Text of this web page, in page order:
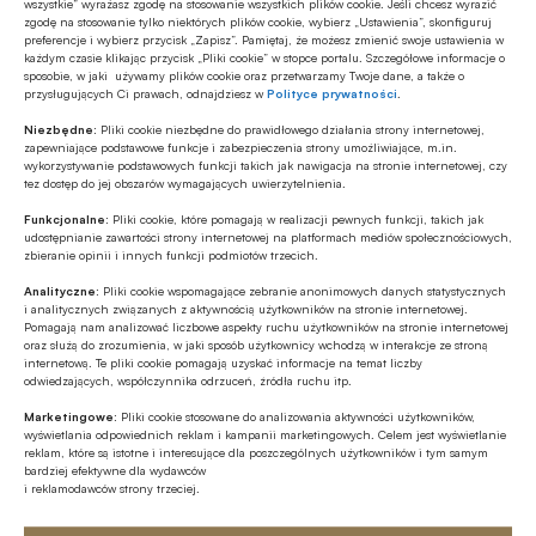
wszystkie” wyrażasz zgodę na stosowanie wszystkich plików cookie. Jeśli chcesz wyrazić
zgodę na stosowanie tylko niektórych plików cookie, wybierz „Ustawienia”, skonfiguruj
preferencje i wybierz przycisk „Zapisz”. Pamiętaj, że możesz zmienić swoje ustawienia w
każdym czasie klikając przycisk „Pliki cookie” w stopce portalu. Szczegółowe informacje o
sposobie, w jaki używamy plików cookie oraz przetwarzamy Twoje dane, a także o
przysługujących Ci prawach, odnajdziesz wPolityce prywatności
Niezbędne: Pliki cookie niezbędne do prawidłowego działania strony internetowej,
zapewniające podstawowe funkcje i zabezpieczenia strony umożliwiające, m.in.
wykorzystywanie podstawowych funkcji takich jak nawigacja na stronie internetowej, czy
tez dostęp do jej obszarów wymagających uwierzytelnienia.
Funkcjonalne: Pliki cookie, które pomagają w realizacji pewnych funkcji, takich jak
udostępnianie zawartości strony internetowej na platformach mediów społecznościowych,
zbieranie opinii i innych funkcji podmiotów trzecich.
Analityczne: Pliki cookie wspomagające zebranie anonimowych danych statystycznych
i analitycznych związanych z aktywnością użytkowników na stronie internetowej.
Pomagają nam analizować liczbowe aspekty ruchu użytkowników na stronie internetowej
oraz służą do zrozumienia, w jaki sposób użytkownicy wchodzą w interakcje ze stroną
internetową. Te pliki cookie pomagają uzyskać informacje na temat liczby
odwiedzających, współczynnika odrzuceń, źródła ruchu itp.
Marketingowe: Pliki cookie stosowane do analizowania aktywności użytkowników,
wyświetlania odpowiednich reklam i kampanii marketingowych. Celem jest wyświetlanie
reklam, które są istotne i interesujące dla poszczególnych użytkowników i tym samym
bardziej efektywne dla wydawców
i reklamodawców strony trzeciej.
Polsce
GOSPODARKA
Efekt domina w gospodarce – firmy
szykują podwyżki, Polacy tną wydatki
Z RYNKU FINANSOWEGO
Bank of America wydaje ćwierć mld
dolarów na odchudzanie pracowników
Z RYNKU FINANSOWEGO
Konieczna zmiana sposobu
finansowania potrzeb polskich sił
zbrojnych
Z RYNKU FINANSOWEGO
Pierwsza emisja BGK obligacji z POLSTR
Z RYNKU FINANSOWEGO